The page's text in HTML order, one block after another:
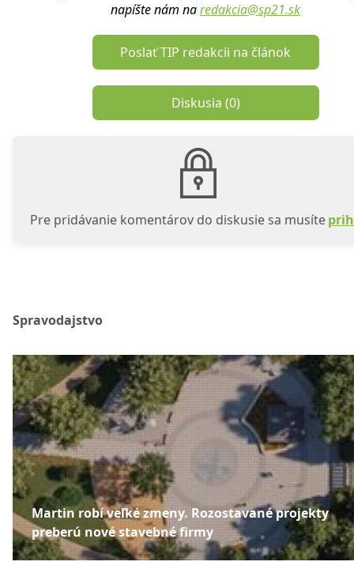
napíšte nám naredakcia@sp21.sk
Poslať TIP redakcii na článok
Diskusia (0)
Pre pridávanie komentárov do diskusie sa musíte
Spravodajstvo
Martin robí veľké zmeny. Rozostavané projekty
preberú nové stavebné firmy